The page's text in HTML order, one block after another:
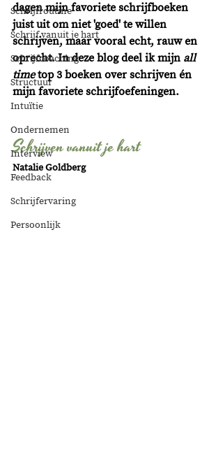
Schrijfroutine
Schrijf vanuit je hart
Schrijfcoaching
Structuur
Intuïtie
Ondernemen
Interview
Feedback
Schrijfervaring
Persoonlijk
dagen mijn favoriete schrijfboeken
juist uit om niet 'goed' te willen
schrijven, maar vooral echt, rauw en
oprecht. In deze blog deel ik mijn all
time top 3 boeken over schrijven én
mijn favoriete schrijfoefeningen.
Schrijven vanuit je hart
Natalie Goldberg